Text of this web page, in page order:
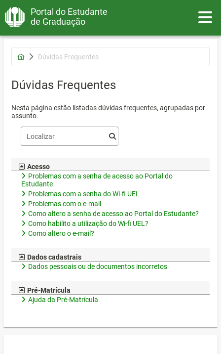
Portal do Estudante
de Graduação
Dúvidas Frequentes
Dúvidas Frequentes
Nesta página estão listadas dúvidas frequentes, agrupadas por
assunto.
Acesso
Problemas com a senha de acesso ao Portal do
Estudante
Problemas com a senha do Wi-fi UEL
Problemas com o e-mail
Como altero a senha de acesso ao Portal do Estudante?
Como habilito a utilização do Wi-fi UEL?
Como altero o e-mail?
Dados cadastrais
Dados pessoais ou de documentos incorretos
Pré-Matrícula
Ajuda da Pré-Matrícula